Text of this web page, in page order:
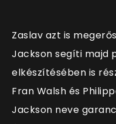
Zaslav azt is
Jackson segíti majd
elkészítésében is
Fran Walsh és
Jackson neve